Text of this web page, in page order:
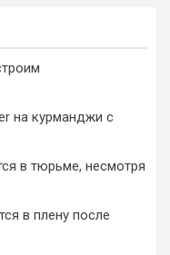
на курманджи с
в тюрьме, несмотря
в плену после